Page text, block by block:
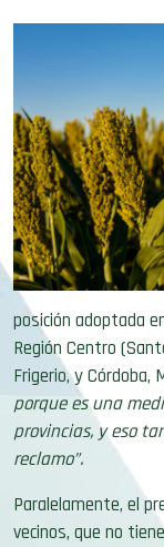
posición adoptada
Región Centro
Frigerio, y Córdoba,
porque es una
provincias, y eso
reclamo”.
Paralelamente, el
vecinos, que no